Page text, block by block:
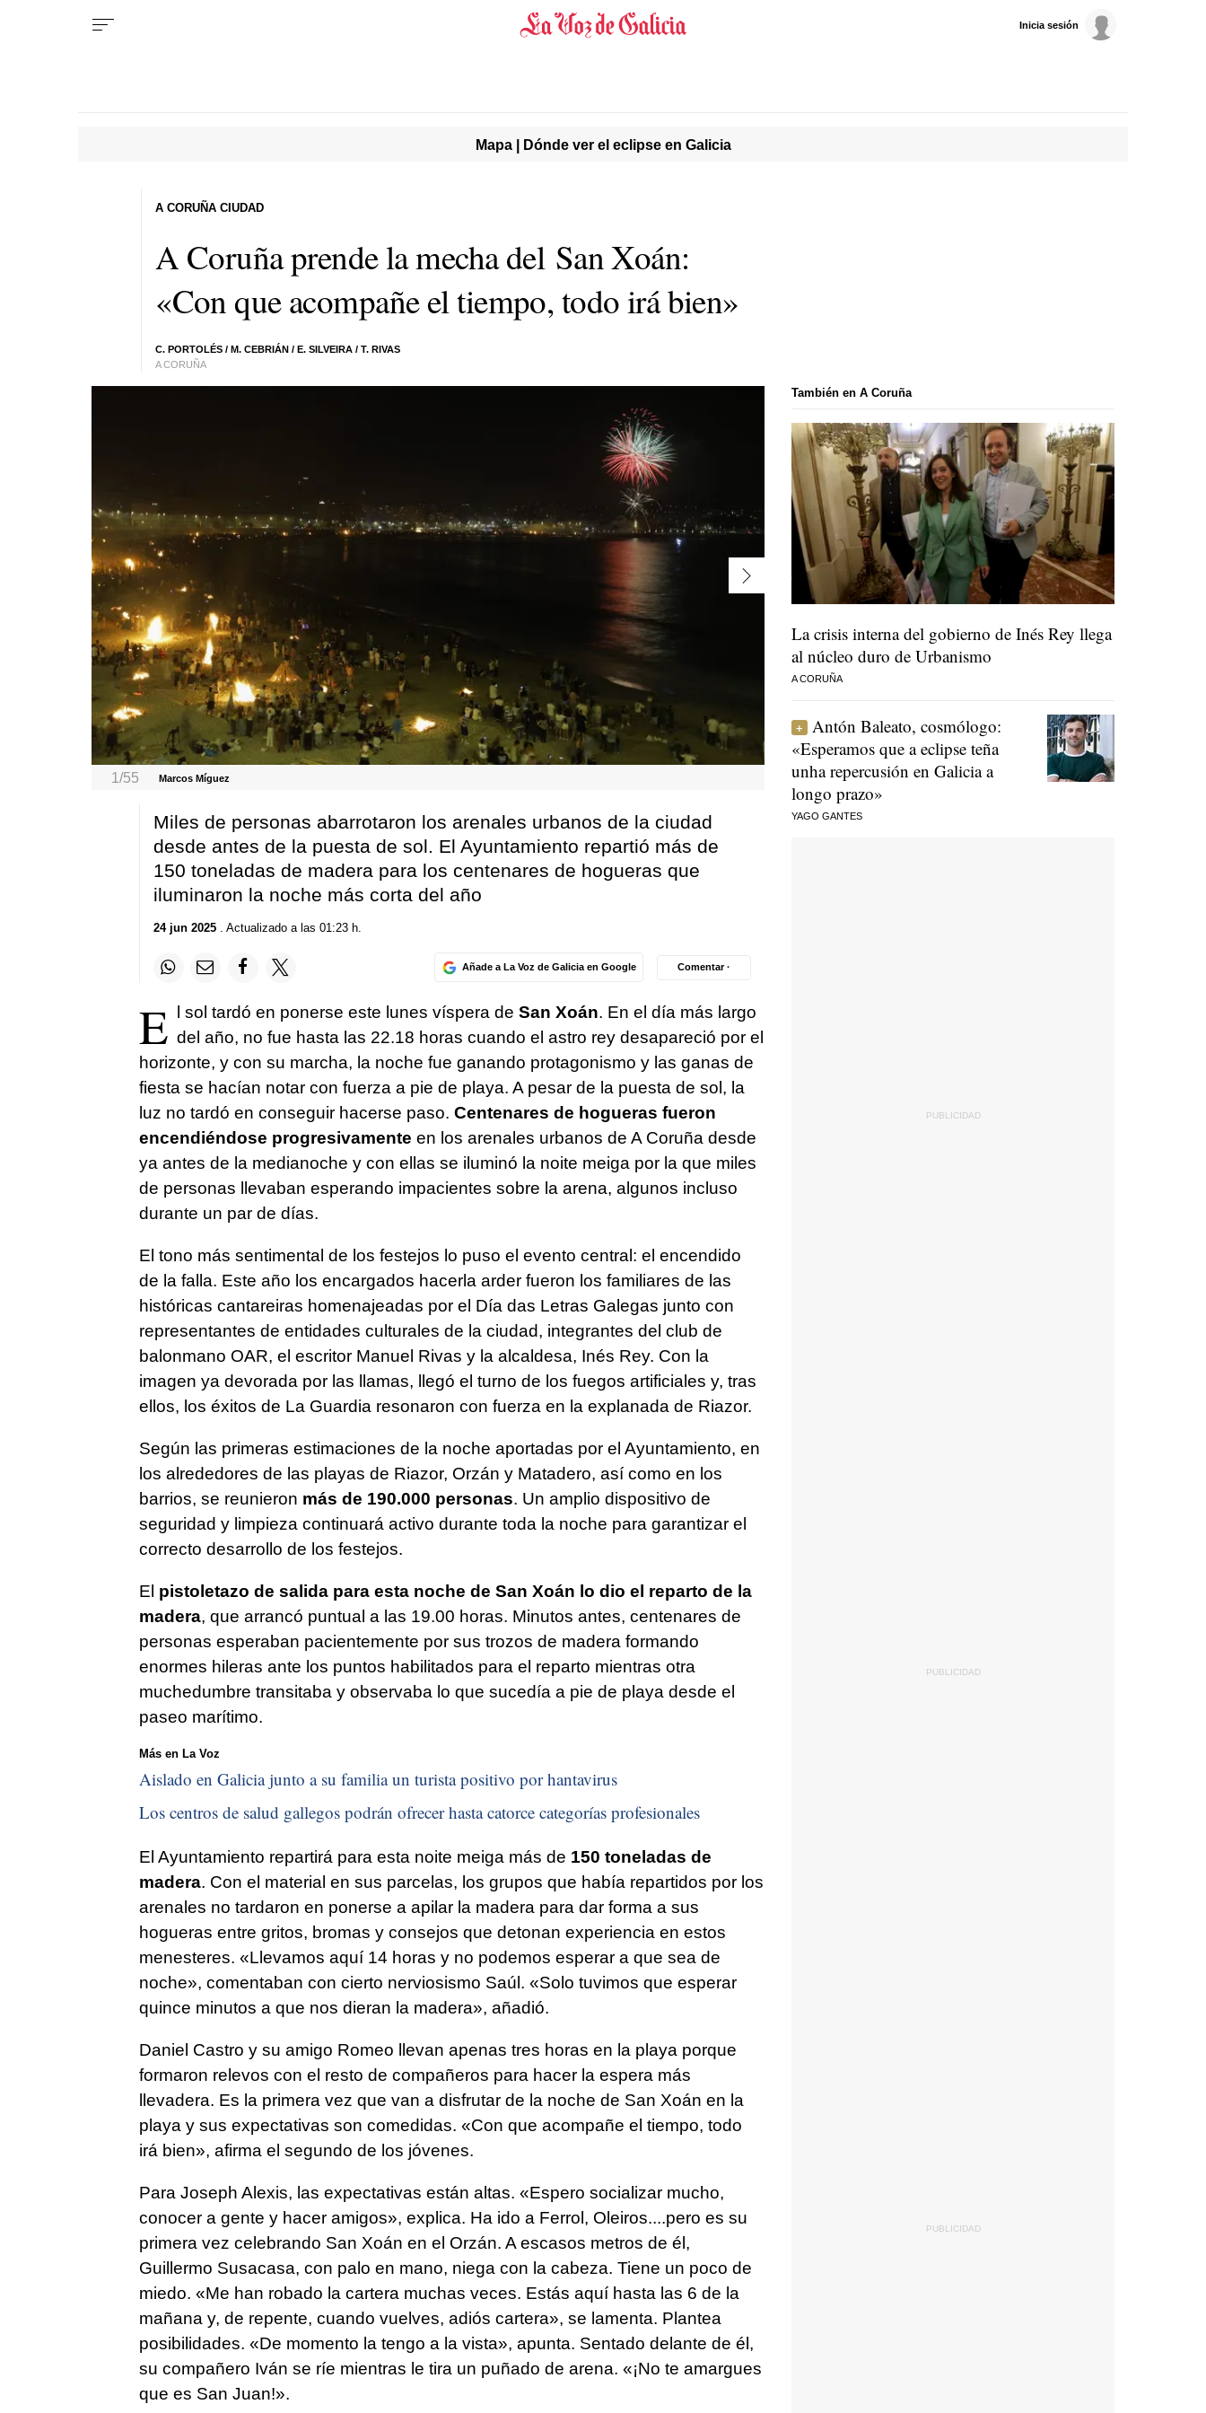
Inicia sesión
Mapa | Dónde ver el eclipse en Galicia
A Coruña prende la mecha del San Xoán:
«Con que acompañe el tiempo, todo irá bien»
C. PORTOLÉS /M. CEBRIÁN /E. SILVEIRA /T. RIVAS
A CORUÑA
A CORUÑA CIUDAD
1/55 Marcos Míguez
Miles de personas abarrotaron los arenales urbanos de la ciudad
desde antes de la puesta de sol. El Ayuntamiento repartió más de
150 toneladas de madera para los centenares de hogueras que
iluminaron la noche más corta del año
24 jun 2025. Actualizado a las 01:23 h.
Añade a La Voz de Galicia en Google Comentar ·
E l sol tardó en ponerse este lunes víspera de San Xoán. En el día más largo
del año, no fue hasta las 22.18 horas cuando el astro rey desapareció por el
horizonte, y con su marcha, la noche fue ganando protagonismo y las ganas de
fiesta se hacían notar con fuerza a pie de playa. A pesar de la puesta de sol, la
luz no tardó en conseguir hacerse paso. Centenares de hogueras fueron
encendiéndose progresivamente en los arenales urbanos de A Coruña desde
ya antes de la medianoche y con ellas se iluminó la noite meiga por la que miles
de personas llevaban esperando impacientes sobre la arena, algunos incluso
durante un par de días.
El tono más sentimental de los festejos lo puso el evento central: el encendido
de la falla. Este año los encargados hacerla arder fueron los familiares de las
históricas cantareiras homenajeadas por el Día das Letras Galegas junto con
representantes de entidades culturales de la ciudad, integrantes del club de
balonmano OAR, el escritor Manuel Rivas y la alcaldesa, Inés Rey. Con la
imagen ya devorada por las llamas, llegó el turno de los fuegos artificiales y, tras
ellos, los éxitos de La Guardia resonaron con fuerza en la explanada de Riazor.
Según las primeras estimaciones de la noche aportadas por el Ayuntamiento, en
los alrededores de las playas de Riazor, Orzán y Matadero, así como en los
barrios, se reunieron más de 190.000 personas. Un amplio dispositivo de
seguridad y limpieza continuará activo durante toda la noche para garantizar el
correcto desarrollo de los festejos.
El pistoletazo de salida para esta noche de San Xoán lo dio el reparto de la
madera, que arrancó puntual a las 19.00 horas. Minutos antes, centenares de
personas esperaban pacientemente por sus trozos de madera formando
enormes hileras ante los puntos habilitados para el reparto mientras otra
muchedumbre transitaba y observaba lo que sucedía a pie de playa desde el
paseo marítimo.
Más en La Voz
Aislado en Galicia junto a su familia un turista positivo por hantavirus
Los centros de salud gallegos podrán ofrecer hasta catorce categorías profesionales
El Ayuntamiento repartirá para esta noite meiga más de 150 toneladas de
madera. Con el material en sus parcelas, los grupos que había repartidos por los
arenales no tardaron en ponerse a apilar la madera para dar forma a sus
hogueras entre gritos, bromas y consejos que detonan experiencia en estos
menesteres. «Llevamos aquí 14 horas y no podemos esperar a que sea de
noche», comentaban con cierto nerviosismo Saúl. «Solo tuvimos que esperar
quince minutos a que nos dieran la madera», añadió.
Daniel Castro y su amigo Romeo llevan apenas tres horas en la playa porque
formaron relevos con el resto de compañeros para hacer la espera más
llevadera. Es la primera vez que van a disfrutar de la noche de San Xoán en la
playa y sus expectativas son comedidas. «Con que acompañe el tiempo, todo
irá bien», afirma el segundo de los jóvenes.
Para Joseph Alexis, las expectativas están altas. «Espero socializar mucho,
conocer a gente y hacer amigos», explica. Ha ido a Ferrol, Oleiros....pero es su
primera vez celebrando San Xoán en el Orzán. A escasos metros de él,
Guillermo Susacasa, con palo en mano, niega con la cabeza. Tiene un poco de
miedo. «Me han robado la cartera muchas veces. Estás aquí hasta las 6 de la
mañana y, de repente, cuando vuelves, adiós cartera», se lamenta. Plantea
posibilidades. «De momento la tengo a la vista», apunta. Sentado delante de él,
su compañero Iván se ríe mientras le tira un puñado de arena. «¡No te amargues
que es San Juan!».
También en A Coruña
La crisis interna del gobierno de Inés Rey llega
al núcleo duro de Urbanismo
A CORUÑA
Antón Baleato, cosmólogo:
«Esperamos que a eclipse teña
unha repercusión en Galicia a
longo prazo»
YAGO GANTES